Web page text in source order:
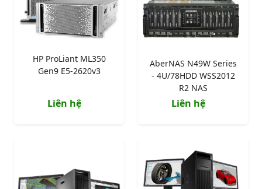
HP ProLiant ML350
Gen9 E5-2620v3
Liên hệ
AberNAS N49W Series
- 4U/78HDD WSS2012
R2 NAS
Liên hệ